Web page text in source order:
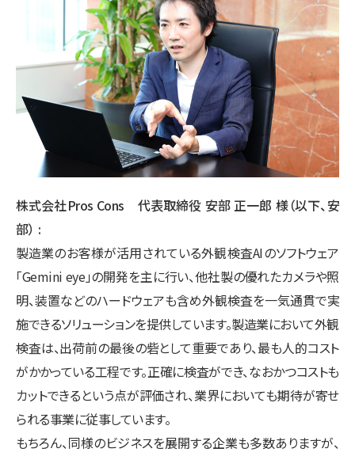
株式会社Pros Cons 代表取締役 安部 正一郎 様（以下、安
部）
製造業のお客様が活用されている外観検査AIのソフトウェア
「Gemini eye」の開発を主に行い、他社製の優れたカメラや照
明、装置などのハードウェアも含め外観検査を一気通貫で実
施できるソリューションを提供しています。製造業において外観
検査は、出荷前の最後の砦として重要であり、最も人的コスト
がかかっている工程です。正確に検査ができ、なおかつコストも
カットできるという点が評価され、業界においても期待が寄せ
られる事業に従事しています。
もちろん、同様のビジネスを展開する企業も多数ありますが、